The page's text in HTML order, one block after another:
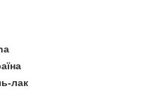
лак